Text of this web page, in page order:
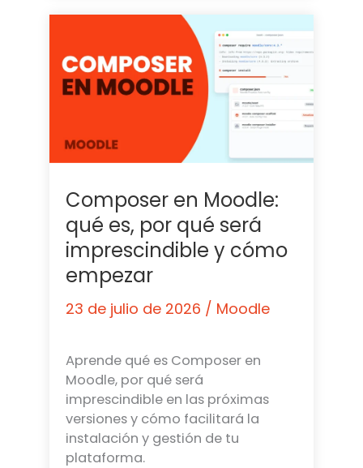
Composer en Moodle:
qué es, por qué será
imprescindible y cómo
empezar
23 de julio de 2026 / Moodle
Aprende qué es Composer en
Moodle, por qué será
imprescindible en las próximas
versiones y cómo facilitará la
instalación y gestión de tu
plataforma.